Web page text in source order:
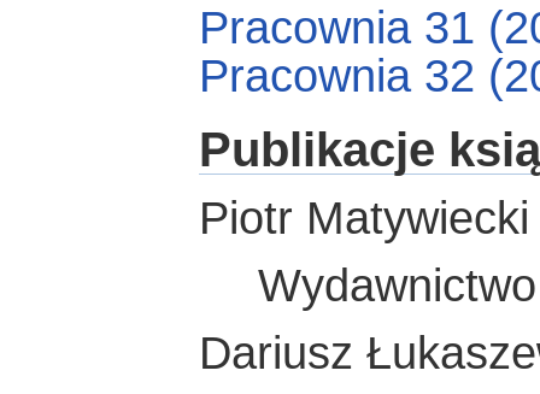
Pracownia 31
Pracownia 32
Publikacje
Piotr
Dariusz